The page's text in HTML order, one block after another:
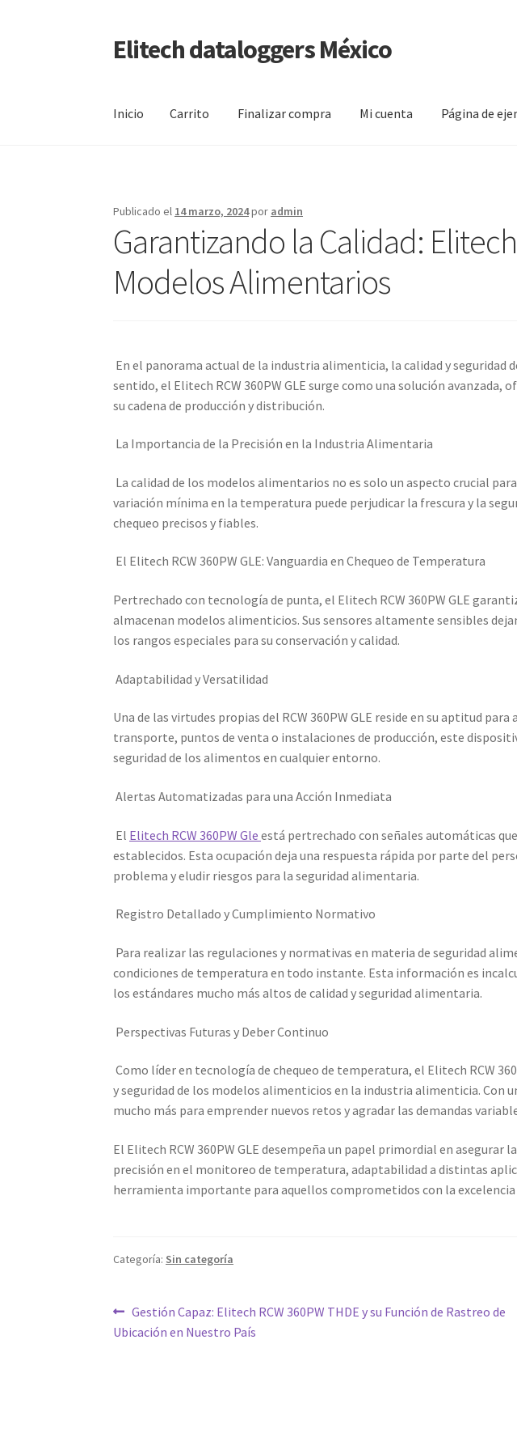
Saltar
a
Ir
al
Elitech dataloggers México
Inicio Carrito Finalizar compra Mi cuenta Página de
Publicado el 14 marzo, 2024por admin
Garantizando la Calidad:
Modelos Alimentarios
En el panorama actual de la industria alimenticia, la calidad y
sentido, el Elitech RCW 360PW GLE surge como una solución
su cadena de producción y distribución.
La Importancia de la Precisión en la Industria Alimentaria
La calidad de los modelos alimentarios no es solo un aspecto crucial
variación mínima en la temperatura puede perjudicar la frescura y la
chequeo precisos y fiables.
El Elitech RCW 360PW GLE: Vanguardia en Chequeo de Temperatura
Pertrechado con tecnología de punta, el Elitech RCW 360PW GLE
almacenan modelos alimenticios. Sus sensores altamente sensibles
los rangos especiales para su conservación y calidad.
Adaptabilidad y Versatilidad
Una de las virtudes propias del RCW 360PW GLE reside en su aptitud
transporte, puntos de venta o instalaciones de producción, este
seguridad de los alimentos en cualquier entorno.
Alertas Automatizadas para una Acción Inmediata
El Elitech RCW 360PW Gleestá pertrechado con señales automáticas
establecidos. Esta ocupación deja una respuesta rápida por parte del
problema y eludir riesgos para la seguridad alimentaria.
Registro Detallado y Cumplimiento Normativo
Para realizar las regulaciones y normativas en materia de seguridad
condiciones de temperatura en todo instante. Esta información es
los estándares mucho más altos de calidad y seguridad alimentaria.
Perspectivas Futuras y Deber Continuo
Como líder en tecnología de chequeo de temperatura, el Elitech RCW
y seguridad de los modelos alimenticios en la industria alimenticia. Con
mucho más para emprender nuevos retos y agradar las demandas
El Elitech RCW 360PW GLE desempeña un papel primordial en
precisión en el monitoreo de temperatura, adaptabilidad a distintas
herramienta importante para aquellos comprometidos con la
Categoría: Sin categoría
Navegación
de
Entrada
anterior:
Gestión Capaz: Elitech RCW 360PW THDE y su Función de Rastreo de
Ubicación en Nuestro País